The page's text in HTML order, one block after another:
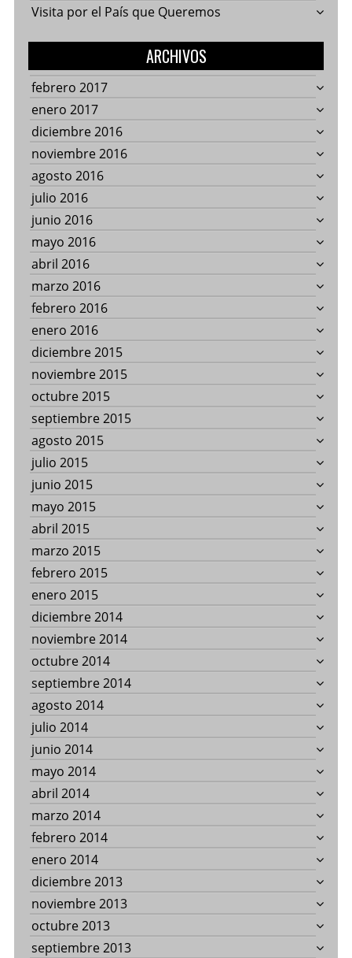
Visita por el País que Queremos
ARCHIVOS
febrero 2017
enero 2017
diciembre 2016
noviembre 2016
agosto 2016
julio 2016
junio 2016
mayo 2016
abril 2016
marzo 2016
febrero 2016
enero 2016
diciembre 2015
noviembre 2015
octubre 2015
septiembre 2015
agosto 2015
julio 2015
junio 2015
mayo 2015
abril 2015
marzo 2015
febrero 2015
enero 2015
diciembre 2014
noviembre 2014
octubre 2014
septiembre 2014
agosto 2014
julio 2014
junio 2014
mayo 2014
abril 2014
marzo 2014
febrero 2014
enero 2014
diciembre 2013
noviembre 2013
octubre 2013
septiembre 2013